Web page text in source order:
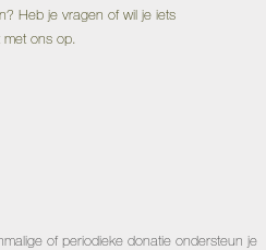
Heb je vragen of wil je iets
ons op.
of periodieke donatie ondersteun je